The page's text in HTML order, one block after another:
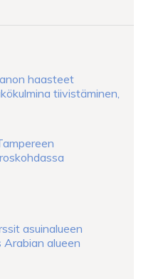
haasteet
tiivistäminen,
asuinalueen
Arabian alueen